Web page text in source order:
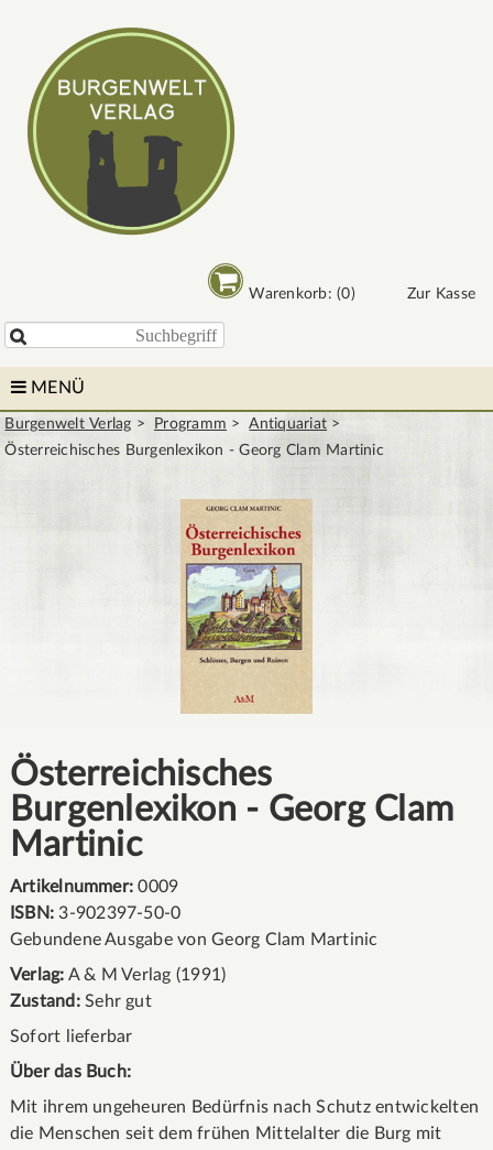
Warenkorb: (0) Zur Kasse

MENÜ
Burgenwelt Verlag Programm
Antiquariat
Österreichisches Burgenlexikon - Georg Clam Martinic
Österreichisches
Burgenlexikon - Georg Clam
Martinic
Artikelnummer:0009
ISBN: 3-902397-50-0
Gebundene Ausgabe von Georg Clam Martinic
Verlag: A & M Verlag (1991)
Zustand:Sehr gut
Sofort lieferbar
Über das Buch:
Mit ihrem ungeheuren Bedürfnis nach Schutz entwickelten
die Menschen seit dem frühen Mittelalter die Burg mit